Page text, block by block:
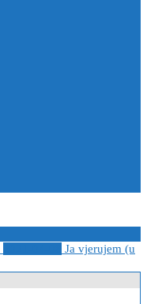
Ja vjerujem (u